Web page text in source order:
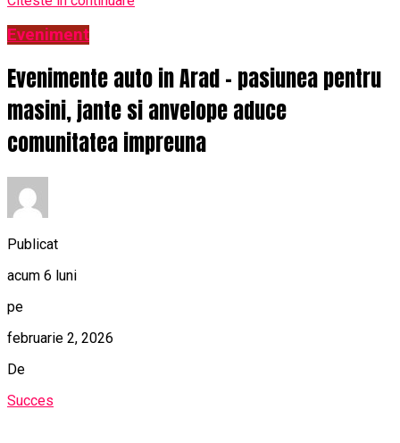
Eveniment
Evenimente auto in Arad – pasiunea pentru
masini, jante si anvelope aduce
comunitatea impreuna
Publicat
acum 6 luni
pe
februarie 2, 2026
De
Succes